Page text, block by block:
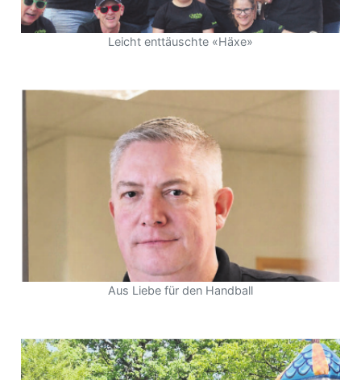
Leicht enttäuschte «Häxe»
Aus Liebe für den Handball